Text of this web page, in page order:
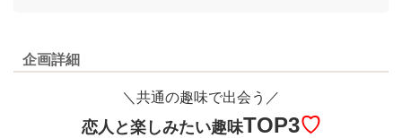
企画詳細
＼共通の趣味で出会う／
恋人と楽しみたい趣味TOP3♡